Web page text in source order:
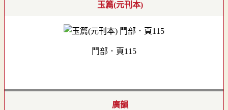
玉篇(元刊本)
鬥部．頁115
廣韻